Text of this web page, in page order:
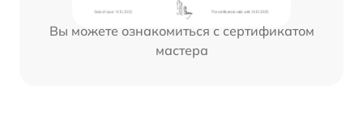
Вы можете ознакомиться с сертификатом
мастера